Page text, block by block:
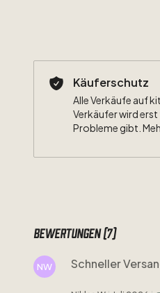
Käuferschutz
Alle Verkäufe auf
Verkäufer wird
Probleme gibt.
Bewertungen (7)
NW Schneller